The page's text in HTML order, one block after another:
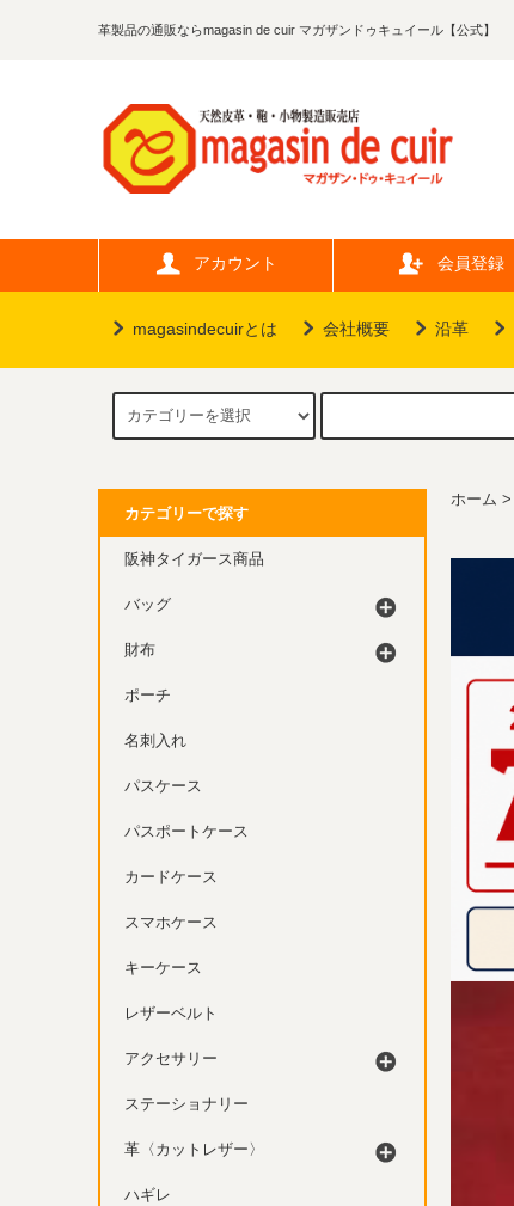
革製品の通販ならmagasin de cuir マガザンドゥキュイール【公式】
アカウント 会員登録
magasindecuirとは 会社概要 沿革
ホーム >
カテゴリーで探す
阪神タイガース商品
バッグ
財布
ポーチ
名刺入れ
パスケース
パスポートケース
カードケース
スマホケース
キーケース
レザーベルト
アクセサリー
ステーショナリー
革〈カットレザー〉
ハギレ